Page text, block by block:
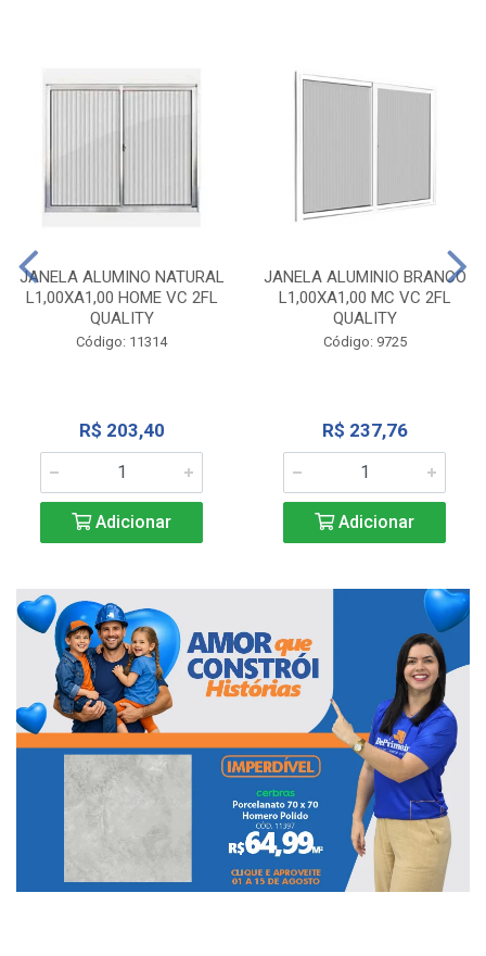
JANELA ALUMINO NATURAL
L1,00XA1,00 HOME VC 2FL
QUALITY
Código: 11314
R$ 203,40
Adicionar
JANELA ALUMINIO BRANCO
L1,00XA1,00 MC VC 2FL
QUALITY
Código: 9725
R$ 237,76
Adicionar